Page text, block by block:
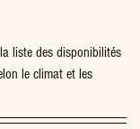
liste des disponibilités
le climat et les